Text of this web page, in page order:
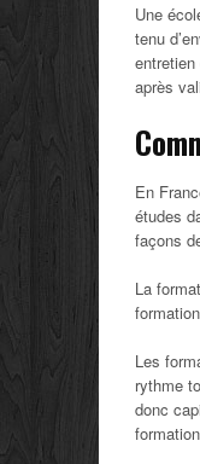
Une
tenu
après
En
études
façons
La
Les
rythme
donc